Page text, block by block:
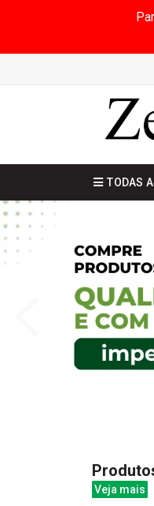
TODAS
Veja mais